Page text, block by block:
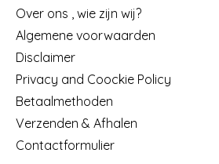
Over ons , wie zijn wij?
Algemene voorwaarden
Disclaimer
Privacy and Coockie Policy
Betaalmethoden
Verzenden & Afhalen
Contactformulier